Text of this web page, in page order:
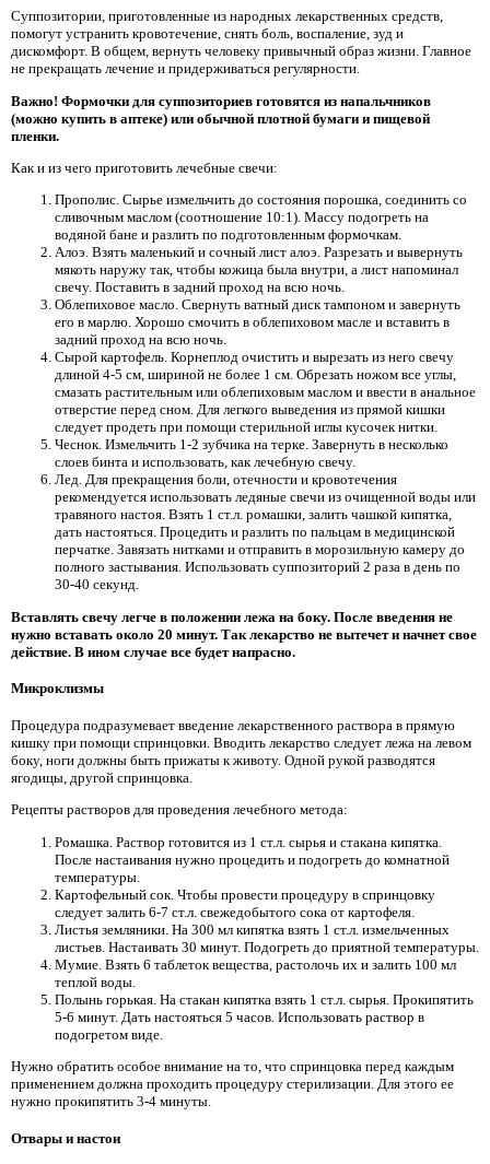
Суппозитории, приготовленные из народных лекарственных средств,
помогут устранить кровотечение, снять боль, воспаление, зуд и
дискомфорт. В общем, вернуть человеку привычный образ жизни. Главное
не прекращать лечение и придерживаться регулярности.
Важно! Формочки для суппозиториев готовятся из напальчников
(можно купить в аптеке) или обычной плотной бумаги и пищевой
пленки.
Как и из чего приготовить лечебные свечи:
Прополис. Сырье измельчить до состояния порошка, соединить со
сливочным маслом (соотношение 10:1). Массу подогреть на
водяной бане и разлить по подготовленным формочкам.
Алоэ. Взять маленький и сочный лист алоэ. Разрезать и вывернуть
мякоть наружу так, чтобы кожица была внутри, а лист напоминал
свечу. Поставить в задний проход на всю ночь.
Облепиховое масло. Свернуть ватный диск тампоном и завернуть
его в марлю. Хорошо смочить в облепиховом масле и вставить в
задний проход на всю ночь.
Сырой картофель. Корнеплод очистить и вырезать из него свечу
длиной 4-5 см, шириной не более 1 см. Обрезать ножом все углы,
смазать растительным или облепиховым маслом и ввести в анальное
отверстие перед сном. Для легкого выведения из прямой кишки
следует продеть при помощи стерильной иглы кусочек нитки.
Чеснок. Измельчить 1-2 зубчика на терке. Завернуть в несколько
слоев бинта и использовать, как лечебную свечу.
Лед. Для прекращения боли, отечности и кровотечения
рекомендуется использовать ледяные свечи из очищенной воды или
травяного настоя. Взять 1 ст.л. ромашки, залить чашкой кипятка,
дать настояться. Процедить и разлить по пальцам в медицинской
перчатке. Завязать нитками и отправить в морозильную камеру до
полного застывания. Использовать суппозиторий 2 раза в день по
30-40 секунд.
Вставлять свечу легче в положении лежа на боку. После введения не
нужно вставать около 20 минут. Так лекарство не вытечет и начнет свое
действие. В ином случае все будет напрасно.
Микроклизмы
Процедура подразумевает введение лекарственного раствора в прямую
кишку при помощи спринцовки. Вводить лекарство следует лежа на левом
боку, ноги должны быть прижаты к животу. Одной рукой разводятся
ягодицы, другой спринцовка.
Рецепты растворов для проведения лечебного метода:
Ромашка. Раствор готовится из 1 ст.л. сырья и стакана кипятка.
После настаивания нужно процедить и подогреть до комнатной
температуры.
Картофельный сок. Чтобы провести процедуру в спринцовку
следует залить 6-7 ст.л. свежедобытого сока от картофеля.
Листья земляники. На 300 мл кипятка взять 1 ст.л. измельченных
листьев. Настаивать 30 минут. Подогреть до приятной температуры.
Мумие. Взять 6 таблеток вещества, растолочь их и залить 100 мл
теплой воды.
Полынь горькая. На стакан кипятка взять 1 ст.л. сырья. Прокипятить
5-6 минут. Дать настояться 5 часов. Использовать раствор в
подогретом виде.
Нужно обратить особое внимание на то, что спринцовка перед каждым
применением должна проходить процедуру стерилизации. Для этого ее
нужно прокипятить 3-4 минуты.
Отвары и настои